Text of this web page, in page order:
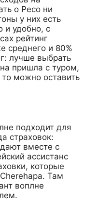
о Ресо ни
у них есть
и удобно, с
рейтинг
среднего и 80%
лучше выбрать
пришла с туром,
можно оставить
подходит для
страховок:
вместе с
ассистанс
которые
Там
воплне